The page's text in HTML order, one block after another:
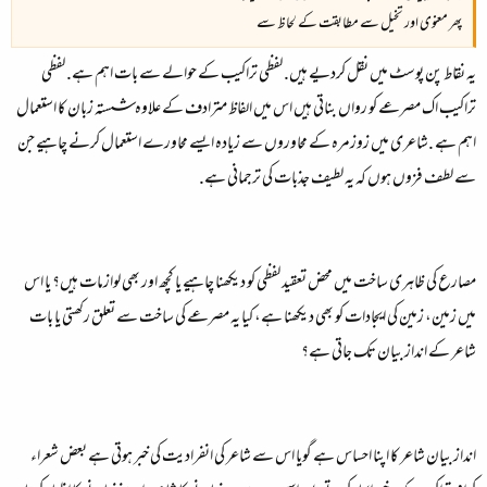
پھر معنوی اور تخیل سے مطابقت کے لحاظ سے
یہ نقاط پن پوسٹ میں نقل کردیے ہیں. لفظی تراکیب کے حوالے سے بات اہم ہے. لفظی
تراکیب اک مصرعے کو رواں بناتی ہیں اس میں الفاظ مترادف کے علاوہ شستہ زبان کا استعمال
اہم ہے .شاعری میں زوزمرہ کے محاوروں سے زیادہ ایسے محاورے استعمال کرنے چاہیے جن
سے لطف فزوں ہوں کہ یہ لطیف جذبات کی ترجمانی ہے.
مصارع کی ظاہری ساخت میں محض تعقید لفظی کو دیکھنا چاہیے یا کچھ اور بھی لوازمات ہیں؟ یا اس
میں زمین، زمین کی ایجادات کو بھی دیکھنا ہے، کیا یہ مصرعے کی ساخت سے تعلق رکھتی یا بات
شاعر کے انداز بیان تک جاتی ہے؟
انداز بیان شاعر کا اپنا احساس ہے گویا اس سے شاعر کی انفرادیت کی خبر ہوتی ہے بعض شعراء